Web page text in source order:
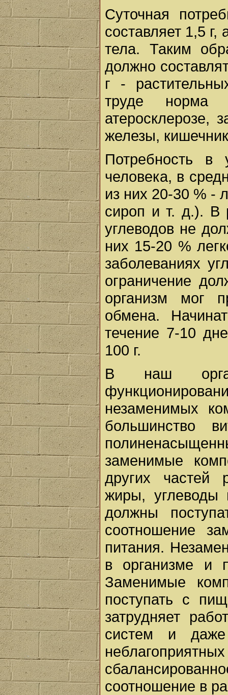
Суточная
составляет 1,5
тела. Таким
должно
г -
труде норма
атеросклерозе,
железы,
Потребность в
человека, в
из них 20-30 % -
сироп и т. д.). В
углеводов не
них 15-20 %
заболеваниях
ограничение
организм мог
обмена.
течение 7-10
100 г.
В наш
незаменимых
большинство
заменимые
других частей
жиры,
должны
соотношение
питания.
в организме и
Заменимые
поступать с
затрудняет
систем и даже
соотношение в